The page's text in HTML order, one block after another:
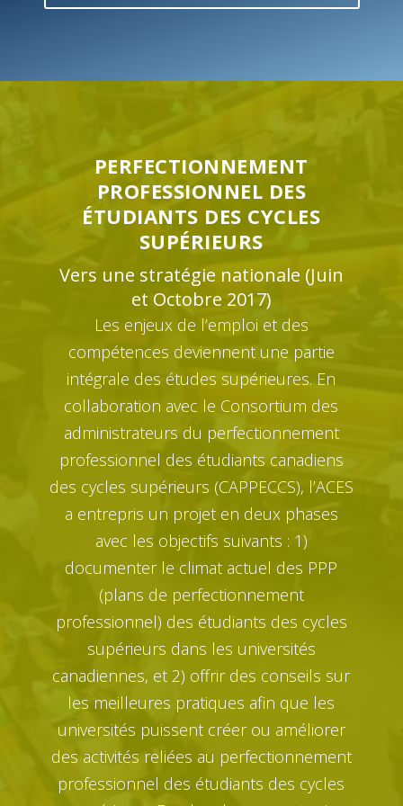
PERFECTIONNEMENT
PROFESSIONNEL DES
ÉTUDIANTS DES CYCLES
SUPÉRIEURS
Vers une stratégie nationale (Juin
et Octobre 2017)
Les enjeux de l’emploi et des
compétences deviennent une partie
intégrale des études supérieures. En
collaboration avec le Consortium des
administrateurs du perfectionnement
professionnel des étudiants canadiens
des cycles supérieurs (CAPPECCS), l’ACES
a entrepris un projet en deux phases
avec les objectifs suivants : 1)
documenter le climat actuel des PPP
(plans de perfectionnement
professionnel) des étudiants des cycles
supérieurs dans les universités
canadiennes, et 2) offrir des conseils sur
les meilleures pratiques afin que les
universités puissent créer ou améliorer
des activités reliées au perfectionnement
professionnel des étudiants des cycles